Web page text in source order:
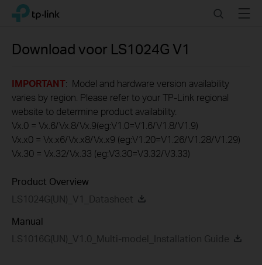
Click
navigation
TP-Link, Reliably Smart SearchMenu
Download voor LS1024G V1
IMPORTANT: Model and hardware version availability
varies by region. Please refer to your TP-Link regional
website to determine product availability.
Vx.0 = Vx.6/Vx.8/Vx.9(eg:V1.0=V1.6/V1.8/V1.9)
Vx.x0 = Vx.x6/Vx.x8/Vx.x9 (eg:V1.20=V1.26/V1.28/V1.29)
Vx.30 = Vx.32/Vx.33 (eg:V3.30=V3.32/V3.33)
Product Overview
LS1024G(UN)_V1_Datasheet
Manual
LS1016G(UN)_V1.0_Multi-model_Installation Guide